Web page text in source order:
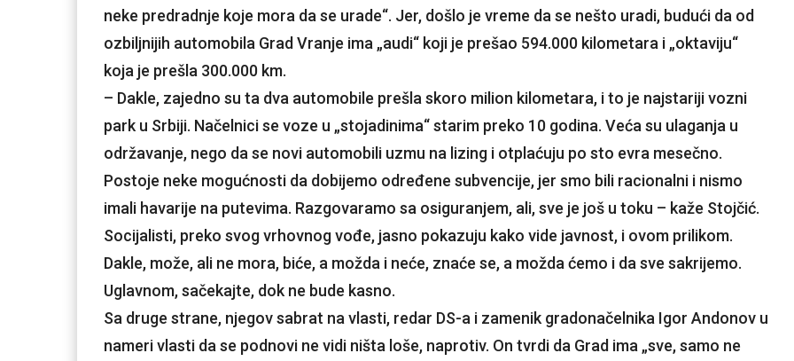
neke predradnje koje mora da se urade“. Jer, došlo je vreme da se nešto uradi, budući da od
ozbiljnijih automobila Grad Vranje ima „audi“ koji je prešao 594.000 kilometara i „oktaviju“
koja je prešla 300.000 km.
– Dakle, zajedno su ta dva automobile prešla skoro milion kilometara, i to je najstariji vozni
park u Srbiji. Načelnici se voze u „stojadinima“ starim preko 10 godina. Veća su ulaganja u
održavanje, nego da se novi automobili uzmu na lizing i otplaćuju po sto evra mesečno.
Postoje neke mogućnosti da dobijemo određene subvencije, jer smo bili racionalni i nismo
imali havarije na putevima. Razgovaramo sa osiguranjem, ali, sve je još u toku – kaže Stojčić.
Socijalisti, preko svog vrhovnog vođe, jasno pokazuju kako vide javnost, i ovom prilikom.
Dakle, može, ali ne mora, biće, a možda i neće, znaće se, a možda ćemo i da sve sakrijemo.
Uglavnom, sačekajte, dok ne bude kasno.
Sa druge strane, njegov sabrat na vlasti, redar DS-a i zamenik gradonačelnika Igor Andonov u
nameri vlasti da se podnovi ne vidi ništa loše, naprotiv. On tvrdi da Grad ima „sve, samo ne